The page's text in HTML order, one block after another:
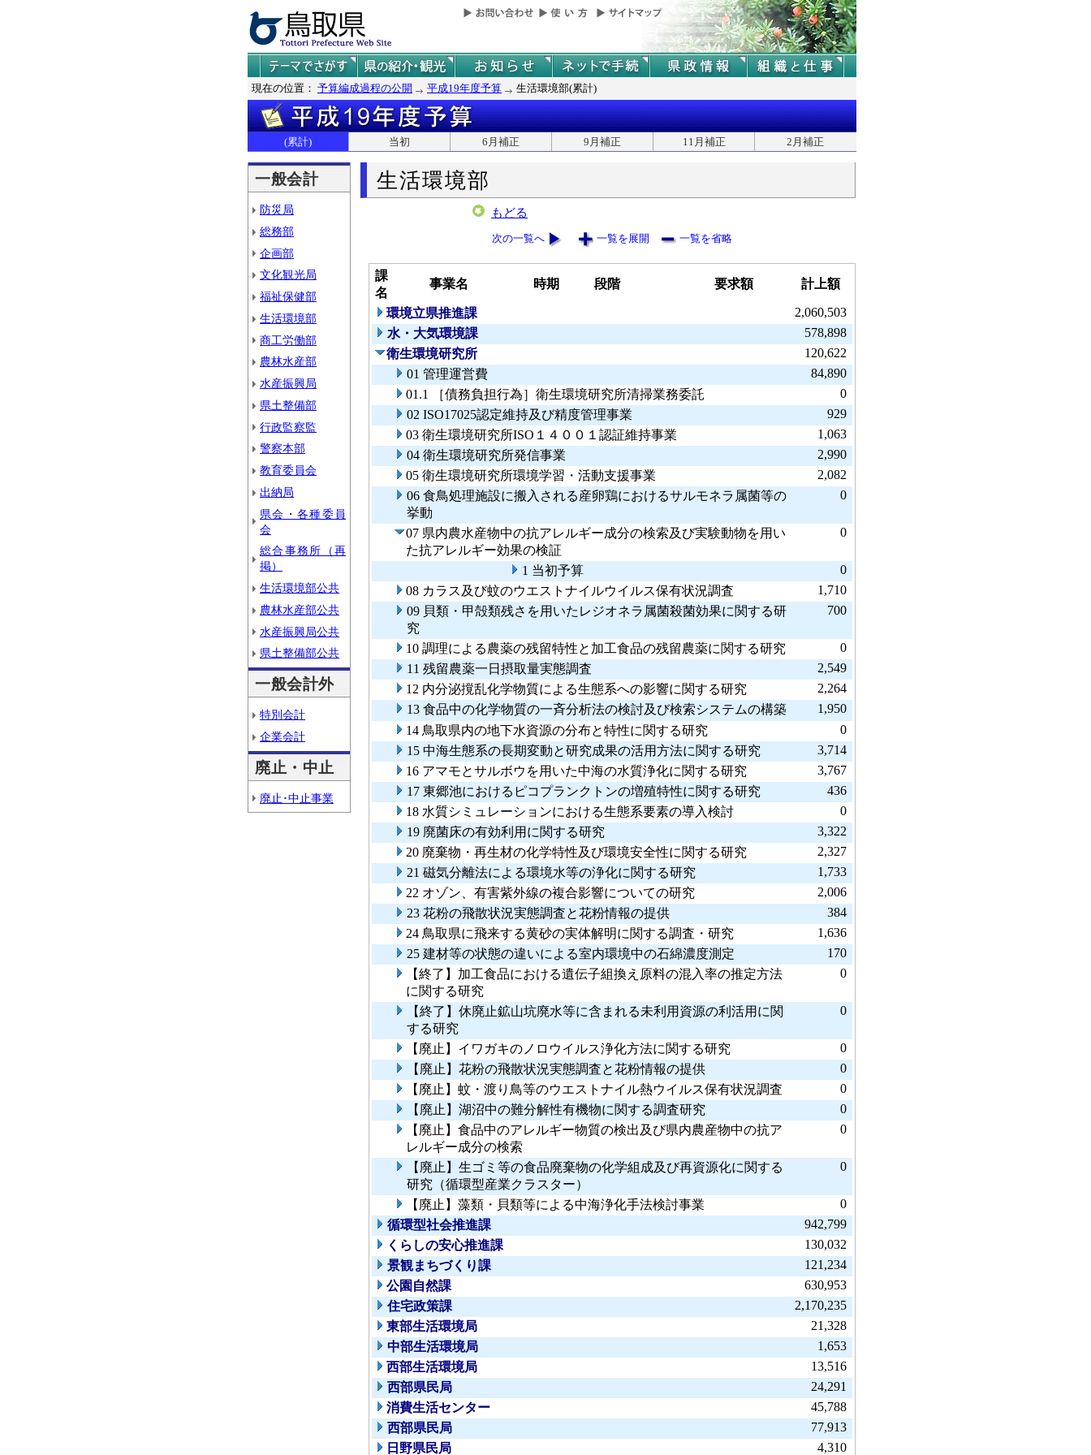
現在の位置： 予算編成過程の公開 平成19年度予算 生活環境部(累計)
(累計) 当初 6月補正 9月補正 11月補正 2月補正
一般会計
防災局
総務部
企画部
文化観光局
福祉保健部
生活環境部
商工労働部
農林水産部
水産振興局
県土整備部
行政監察監
警察本部
教育委員会
出納局
県会・各種委員
会
総合事務所（再
掲）
生活環境部公共
農林水産部公共
水産振興局公共
県土整備部公共
一般会計外
特別会計
企業会計
廃止・中止
廃止･中止事業
生活環境部
もどる
次の一覧へ 一覧を展開 一覧を省略
課
名
事業名 時期 段階 要求額 計上額
環境立県推進課
2,060,503
水・大気環境課
578,898
衛生環境研究所
120,622
01 管理運営費
84,890
01.1 ［債務負担行為］衛生環境研究所清掃業務委託
0
02 ISO17025認定維持及び精度管理事業
929
03 衛生環境研究所ISO１４００１認証維持事業
1,063
04 衛生環境研究所発信事業
2,990
05 衛生環境研究所環境学習・活動支援事業
2,082
06 食鳥処理施設に搬入される産卵鶏におけるサルモネラ属菌等の
挙動
0
07 県内農水産物中の抗アレルギー成分の検索及び実験動物を用い
た抗アレルギー効果の検証
0
1 当初予算
0
08 カラス及び蚊のウエストナイルウイルス保有状況調査
1,710
09 貝類・甲殻類残さを用いたレジオネラ属菌殺菌効果に関する研
究
700
10 調理による農薬の残留特性と加工食品の残留農薬に関する研究
0
11 残留農薬一日摂取量実態調査
2,549
12 内分泌撹乱化学物質による生態系への影響に関する研究
2,264
13 食品中の化学物質の一斉分析法の検討及び検索システムの構築
1,950
14 鳥取県内の地下水資源の分布と特性に関する研究
0
15 中海生態系の長期変動と研究成果の活用方法に関する研究
3,714
16 アマモとサルボウを用いた中海の水質浄化に関する研究
3,767
17 東郷池におけるピコプランクトンの増殖特性に関する研究
436
18 水質シミュレーションにおける生態系要素の導入検討
0
19 廃菌床の有効利用に関する研究
3,322
20 廃棄物・再生材の化学特性及び環境安全性に関する研究
2,327
21 磁気分離法による環境水等の浄化に関する研究
1,733
22 オゾン、有害紫外線の複合影響についての研究
2,006
23 花粉の飛散状況実態調査と花粉情報の提供
384
24 鳥取県に飛来する黄砂の実体解明に関する調査・研究
1,636
25 建材等の状態の違いによる室内環境中の石綿濃度測定
170
【終了】加工食品における遺伝子組換え原料の混入率の推定方法
に関する研究
0
【終了】休廃止鉱山坑廃水等に含まれる未利用資源の利活用に関
する研究
0
【廃止】イワガキのノロウイルス浄化方法に関する研究
0
【廃止】花粉の飛散状況実態調査と花粉情報の提供
0
【廃止】蚊・渡り鳥等のウエストナイル熱ウイルス保有状況調査
0
【廃止】湖沼中の難分解性有機物に関する調査研究
0
【廃止】食品中のアレルギー物質の検出及び県内農産物中の抗ア
レルギー成分の検索
0
【廃止】生ゴミ等の食品廃棄物の化学組成及び再資源化に関する
研究（循環型産業クラスター）
0
【廃止】藻類・貝類等による中海浄化手法検討事業
0
循環型社会推進課
942,799
くらしの安心推進課
130,032
景観まちづくり課
121,234
公園自然課
630,953
住宅政策課
2,170,235
東部生活環境局
21,328
中部生活環境局
1,653
西部生活環境局
13,516
西部県民局
24,291
消費生活センター
45,788
西部県民局
77,913
日野県民局
4,310